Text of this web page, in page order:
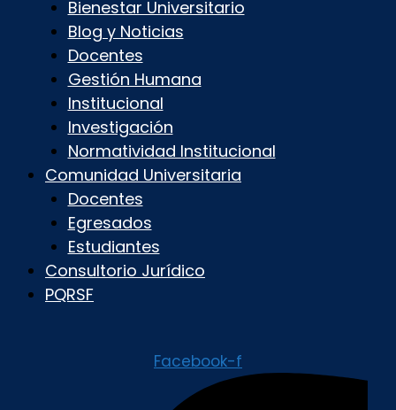
Bienestar Universitario
Blog y Noticias
Docentes
Gestión Humana
Institucional
Investigación
Normatividad Institucional
Comunidad Universitaria
Docentes
Egresados
Estudiantes
Consultorio Jurídico
PQRSF
Facebook-f